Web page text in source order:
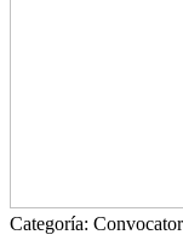
Categoría: